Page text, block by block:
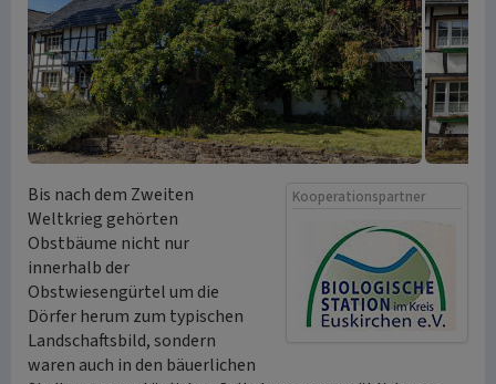
Kooperationspartner
Bis nach dem Zweiten
Weltkrieg gehörten
Obstbäume nicht nur
innerhalb der
Obstwiesengürtel um die
Dörfer herum zum typischen
Landschaftsbild, sondern
waren auch in den bäuerlichen